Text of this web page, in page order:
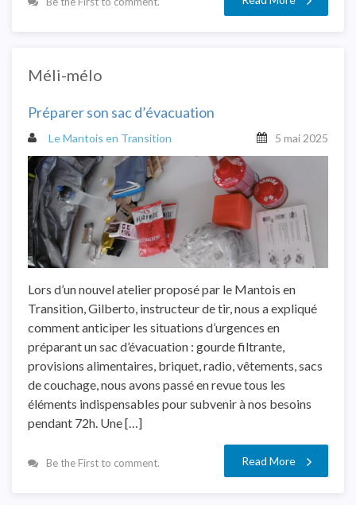
Méli-mélo
Préparer son sac d’évacuation
Le Mantois en Transition 5 mai 2025
Lors d’un nouvel atelier proposé par le Mantois en
Transition, Gilberto, instructeur de tir, nous a expliqué
comment anticiper les situations d’urgences en
préparant un sac d’évacuation : gourde filtrante,
provisions alimentaires, briquet, radio, vêtements, sacs
de couchage, nous avons passé en revue tous les
éléments indispensables pour subvenir à nos besoins
pendant 72h. Une […]
Be the First to comment. Read More